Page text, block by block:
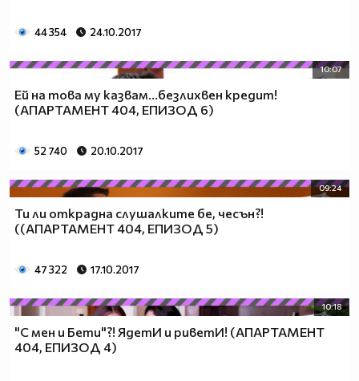
44 354 24.10.2017
10:07
Ей на това му казвам...безлихвен кредит!
(АПАРТАМЕНТ 404, ЕПИЗОД 6)
52 740 20.10.2017
09:24
Ти ли открадна слушалките бе, чесън?!
((АПАРТАМЕНТ 404, ЕПИЗОД 5)
47 322 17.10.2017
10:18
"С мен и Бети"?! ЯдетИ и риветИ! (АПАРТАМЕНТ
404, ЕПИЗОД 4)